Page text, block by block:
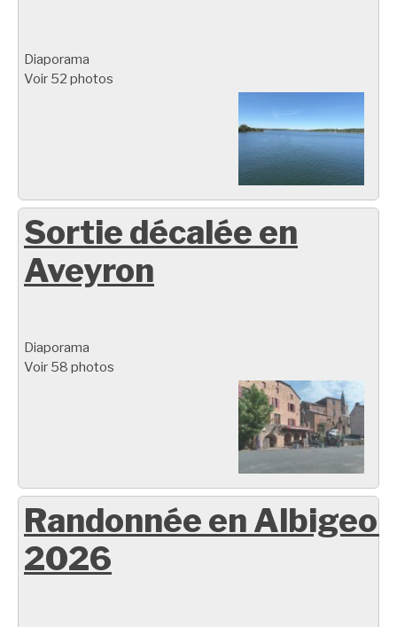
Diaporama
Voir 52 photos
Sortie décalée en
Aveyron
Diaporama
Voir 58 photos
Randonnée en
2026